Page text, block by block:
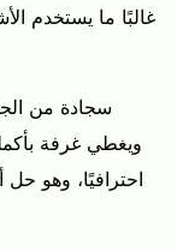
غالبًا ما يستخدم
سجادة من
ويغطي غرفة
احترافيًا، وهو